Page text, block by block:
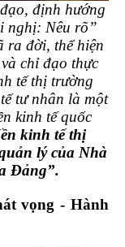
định hướng
nghị: Nêu rõ”
ra đời, thể hiện
chỉ đạo thực
tế thị trường
tư nhân là một
kinh tế quốc
kinh tế thị
lý của Nhà
Đảng”.
vọng - Hành